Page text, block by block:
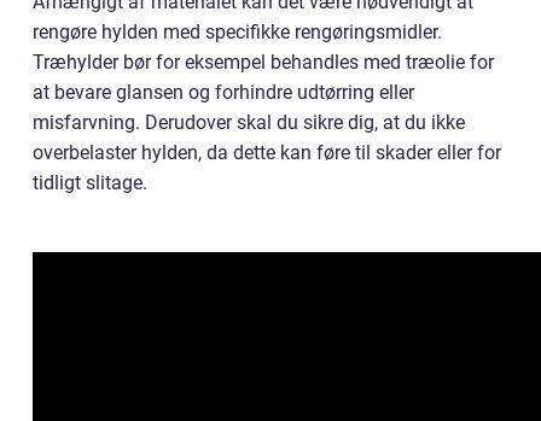
rengøre hylden med specifikke rengøringsmidler.
Træhylder bør for eksempel behandles med træolie for
at bevare glansen og forhindre udtørring eller
misfarvning. Derudover skal du sikre dig, at du ikke
overbelaster hylden, da dette kan føre til skader eller for
tidligt slitage.